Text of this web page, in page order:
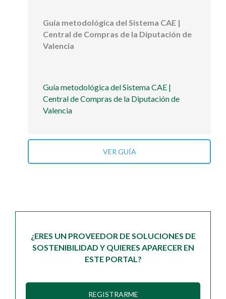
Guía metodológica del Sistema CAE |
Central de Compras de la Diputación de
Valencia
Guía metodológica del Sistema CAE |
Central de Compras de la Diputación de
Valencia
VER GUÍA
¿ERES UN PROVEEDOR DE SOLUCIONES DE
SOSTENIBILIDAD Y QUIERES APARECER EN
ESTE PORTAL?
REGISTRARME